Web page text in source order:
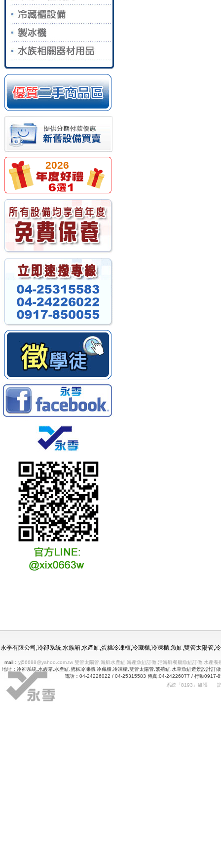
2026
永季有限公司,冷卻系統,水族箱,水產缸,蛋糕冷凍櫃,冷藏櫃,冷凍櫃,魚缸,雙管太陽管
mail： yj56688@yahoo.com.tw 雙管太陽管,海鮮水產缸,海產魚缸訂做,活海鮮餐廳魚缸訂做,水產
地址：冷卻系統,水族箱,水產缸,蛋糕冷凍櫃,冷藏櫃,冷凍櫃,雙管太陽管,繁殖缸,水草魚缸造景設計
電話：04-24226022 / 04-25315583 傳真:04-24226077 / 行動0917-
系統「8193」維護